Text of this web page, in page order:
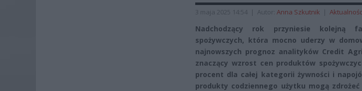
3 maja 2025 14:54 | Autor: Anna Szkutnik |
Nadchodzący rok przyniesie kolejną
spożywczych, która mocno uderzy w
najnowszych prognoz analityków Credit
znaczący wzrost cen produktów
procent dla całej kategorii żywności i
produkty codziennego użytku mogą